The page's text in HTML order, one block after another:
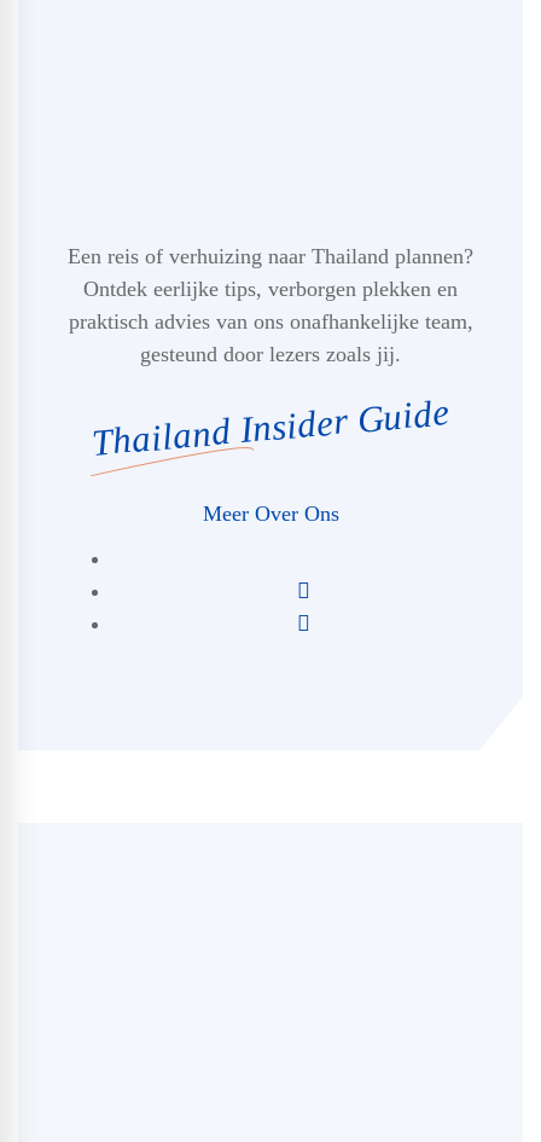
Een reis of verhuizing naar Thailand plannen?
Ontdek eerlijke tips, verborgen plekken en
praktisch advies van ons onafhankelijke team,
gesteund door lezers zoals jij.
Thailand Insider Guide
Meer Over Ons